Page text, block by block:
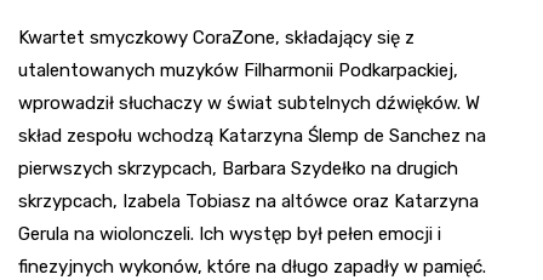
Kwartet smyczkowy CoraZone, składający się z
utalentowanych muzyków Filharmonii Podkarpackiej,
wprowadził słuchaczy w świat subtelnych dźwięków. W
skład zespołu wchodzą Katarzyna Ślemp de Sanchez na
pierwszych skrzypcach, Barbara Szydełko na drugich
skrzypcach, Izabela Tobiasz na altówce oraz Katarzyna
Gerula na wiolonczeli. Ich występ był pełen emocji i
finezyjnych wykonów, które na długo zapadły w pamięć.